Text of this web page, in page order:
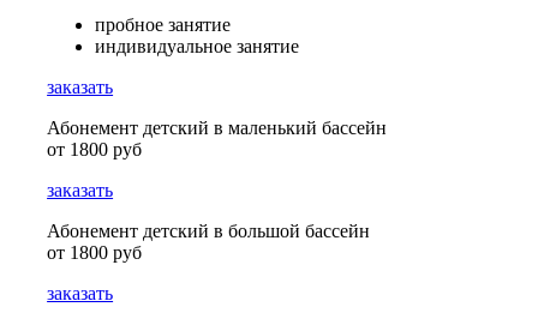
пробное занятие
индивидуальное занятие
заказать
Абонемент детский в маленький бассейн
от 1800 руб
заказать
Абонемент детский в большой бассейн
от 1800 руб
заказать